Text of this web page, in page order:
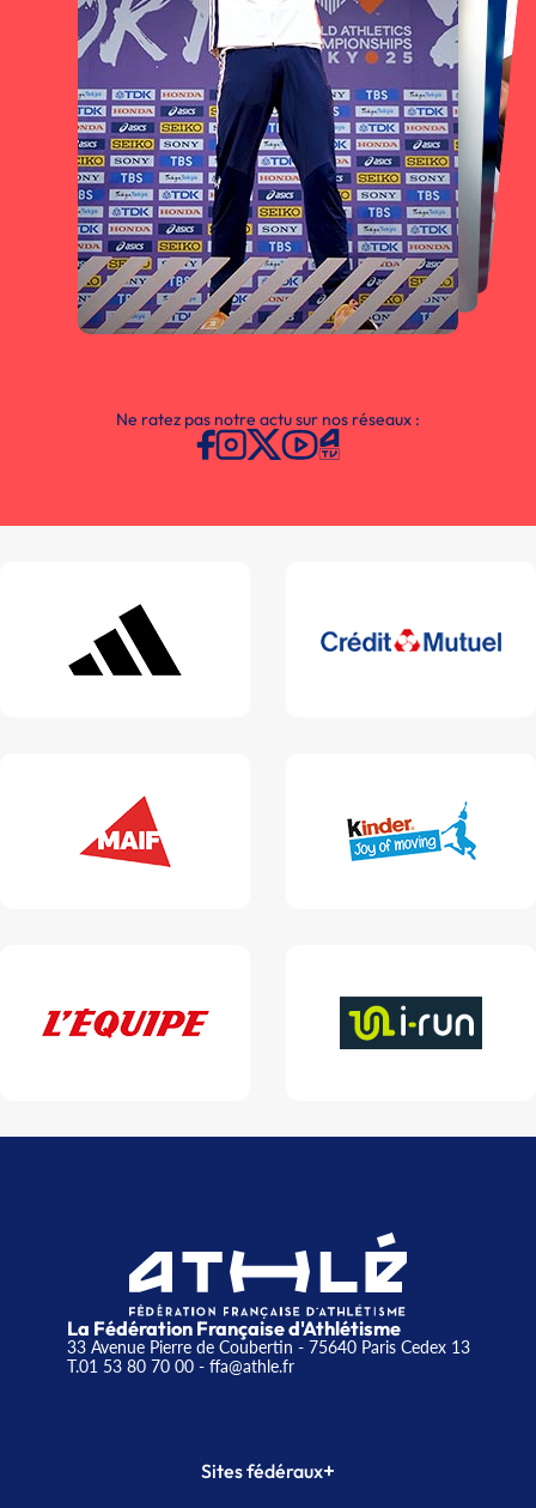
Ne ratez pas notre actu sur nos réseaux :
La Fédération Française d'Athlétisme
33 Avenue Pierre de Coubertin - 75640 Paris Cedex 13
T.01 53 80 70 00- ffa@athle.fr
Sites fédéraux+